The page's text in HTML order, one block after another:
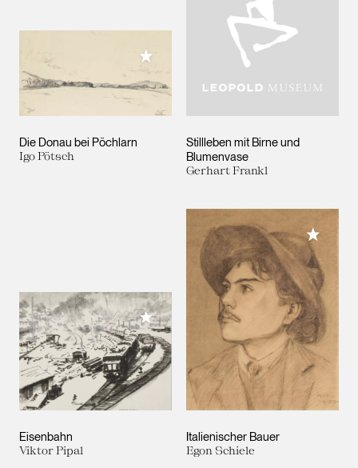
Die Donau bei Pöchlarn
Igo Pötsch
Meiner Sammlung hinzufügen
Stillleben mit Birne und
Blumenvase
Gerhart Frankl
Eisenbahn
Viktor Pipal
Meiner Sammlung hinzufügen
Italienischer Bauer
Egon Schiele
Meiner